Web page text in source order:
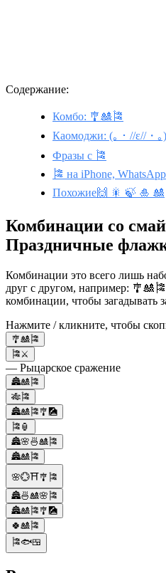
Содержание:
Комбо: 🎐🎎🎏
Каомоджи: (｡・//ε//・｡)
Фразы с 🎏
🎏 на iPhone, WhatsApp
Похожие🙌 🎇 🍃 🎍 🎎
Комбинации со
Праздничные
Комбинации это всего лишь
друг с другом, например:
комбинации, чтобы загадывать
Нажмите / кликните, чтобы
🎐🎎🎏
🎏⚔️
— Рыцарское сражение
🏯🎎🎏
🎋🎏
🏯🎎🎏🎐🎑
🎏🏮
🏯🌸🍜🎎🎏
🏯🎎🎏
🌸💮⛩🎐🎏
🏯🍜🎎🌸🎏
🏯🎎🎏🎐🎑
🍀🎎🎏
🎏🐟🍱